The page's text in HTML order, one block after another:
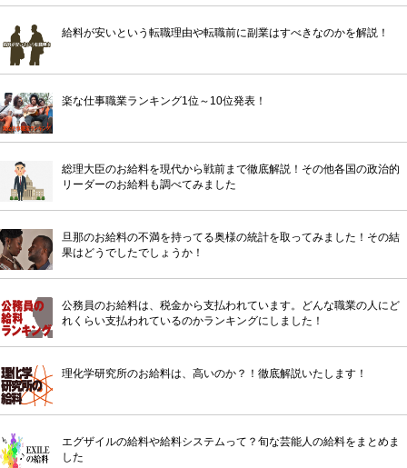
給料が安いという転職理由や転職前に副業はすべきなのかを解説！
楽な仕事職業ランキング1位～10位発表！
総理大臣のお給料を現代から戦前まで徹底解説！その他各国の政治的
リーダーのお給料も調べてみました
旦那のお給料の不満を持ってる奥様の統計を取ってみました！その結
果はどうでしたでしょうか！
公務員のお給料は、税金から支払われています。どんな職業の人にど
れくらい支払われているのかランキングにしました！
理化学研究所のお給料は、高いのか？！徹底解説いたします！
エグザイルの給料や給料システムって？旬な芸能人の給料をまとめま
した